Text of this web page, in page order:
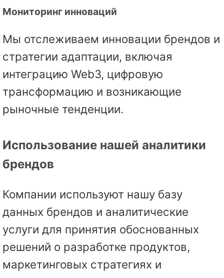
Мониторинг инноваций
Мы отслеживаем инновации брендов и
стратегии адаптации, включая
интеграцию Web3, цифровую
трансформацию и возникающие
рыночные тенденции.
Использование нашей аналитики
брендов
Компании используют нашу базу
данных брендов и аналитические
услуги для принятия обоснованных
решений о разработке продуктов,
маркетинговых стратегиях и